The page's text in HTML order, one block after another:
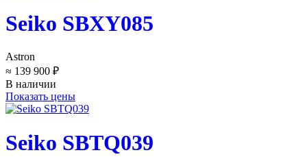
Seiko SBXY085
Astron
≈ 139 900 ₽
В наличии
Показать цены
Seiko SBTQ039